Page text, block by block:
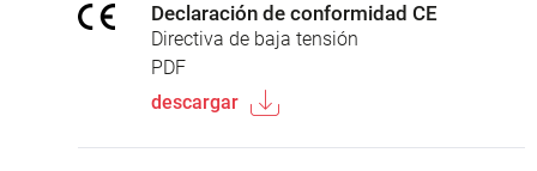
Declaración de conformidad CE
Directiva de baja tensión
PDF
descargar